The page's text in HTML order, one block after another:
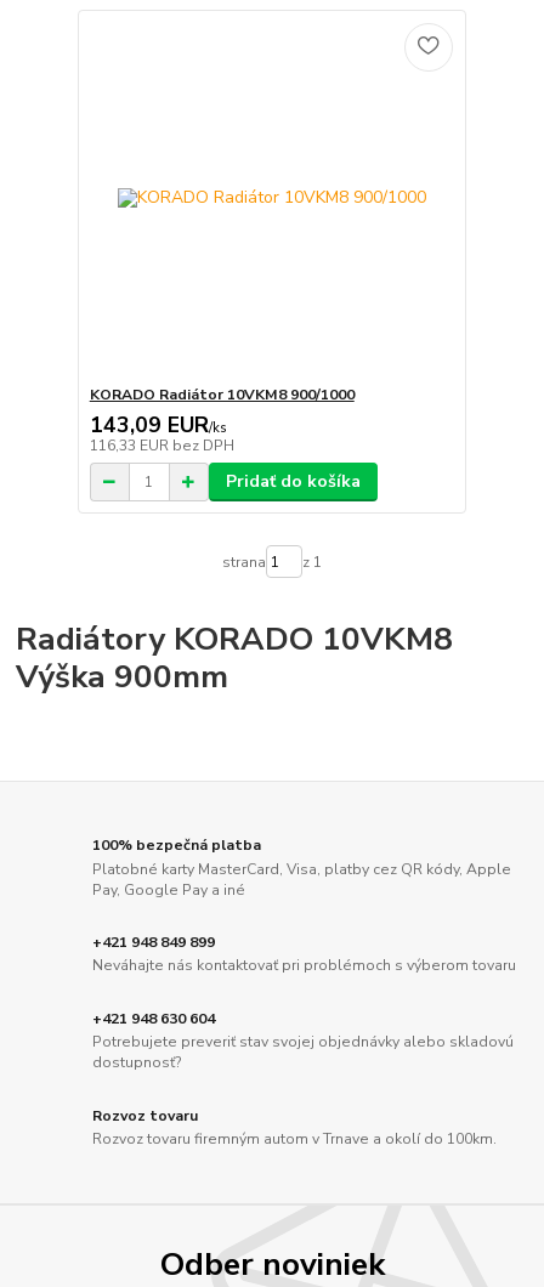
KORADO Radiátor 10VKM8 900/1000
143,09 EUR/ks
116,33 EUR bez DPH
Pridať do košíka
strana z 1
Radiátory KORADO 10VKM8
Výška 900mm
100% bezpečná platba
Platobné karty MasterCard, Visa, platby cez QR kódy, Apple
Pay, Google Pay a iné
+421 948 849 899
Neváhajte nás kontaktovať pri problémoch s výberom tovaru
+421 948 630 604
Potrebujete preveriť stav svojej objednávky alebo skladovú
dostupnosť?
Rozvoz tovaru
Rozvoz tovaru firemným autom v Trnave a okolí do 100km.
Odber noviniek